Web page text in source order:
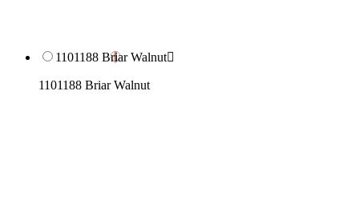
1101188 Briar Walnut
1101188 Briar Walnut